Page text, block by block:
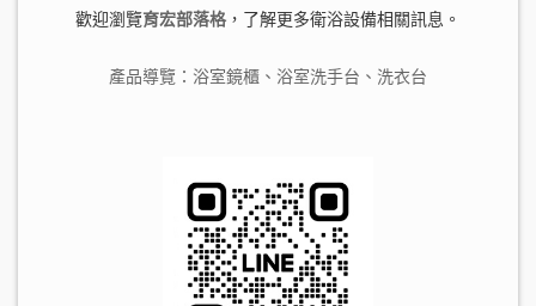
歡迎瀏覽育宏部落格 ，了解更多衛浴設備相關訊息。
產品導覽： 浴室鏡櫃 、 浴室洗手台 、 洗衣台